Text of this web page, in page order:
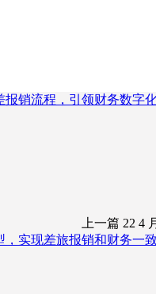
销流程，引领财务数字
上一篇 22 4
实现差旅报销和财务一